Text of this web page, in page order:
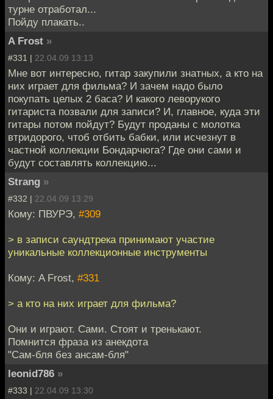
турне отработал...
Пойду плакать..
A Frost »
#331 | 22.04.09 13:13
Мне вот интересно, гитар закупили знатных, а кто на
них играет для фильма? И зачем надо было
покупать целых 2 баса? И какого леворукого
гитариста позвали для записи? И, главное, куда эти
гитары потом пойдут? Будут проданы с молотка
втридорого, чтоб отбить бабки, или исчезнут в
частной коллекции Бондарчюга? Где они сами и
будут составлять коллекцию...
Strang »
#332 | 22.04.09 13:29
Кому: ПВУРЭ, #309
> в записи саундтрека принимают участие
уникальные коллекционные инструменты
Кому: A Frost, #331
> а кто на них играет для фильма?
Они и играют. Сами. Стоят и тренькают.
Помнится фраза из анекдота
"Сам-бля без ансам-бля"
leonid786 »
#333 | 22.04.09 13:30